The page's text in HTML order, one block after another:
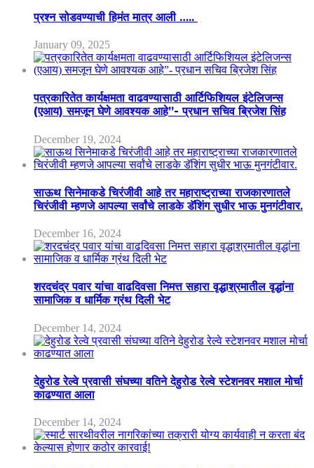
प्रश्न सोडवण्याची हिमंत मात्र आली …..
January 09, 2025
पत्रकारितेत कार्यक्षमता वाढवण्यासाठी आर्टिफिशियल इंटेलिजन्स
(एआय) समजून घेणे आवश्यक आहे”- प्रधान सचिव ब्रिजेश सिंह
December 19, 2024
साऊथ सिनेमाकडे चिरंजीवी आहे तर महाराष्ट्राच्या राजकारणातले
चिरंजीवी म्हणजे आपल्या सर्वांचे लाडके डॅशिंग सुधीर भाऊ मुनगंटीवार.
December 16, 2024
शरदचंद्र पवार यांचा वाढदिवसा निमत्त सहारा वृद्धाश्रमातील वृद्धांना
सामाजिक व धार्मिक ग्रंथ दिली भेट
December 14, 2024
देहुरोड रेल्वे प्रवासी संघच्या वतिने देहुरोड रेल्वे स्टेशनवर मशाल मोर्चा
काढण्यात आला
December 14, 2024